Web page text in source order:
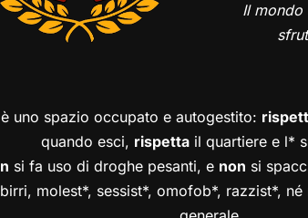
Il mondo
uno spazio occupato e autogestito:
quando esci, rispetta il quartiere e l*
si fa uso di droghe pesanti, e non si
molest*, sessist*, omofob*, razzist*,